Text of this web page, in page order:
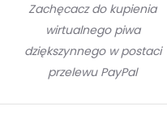
Zachęcacz do kupienia
wirtualnego piwa
dziększynnego w postaci
przelewu PayPal